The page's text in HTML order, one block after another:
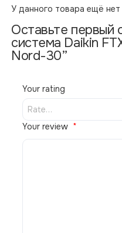
Назначение Бытовые
Производитель Daikin
У данного товара ещё нет
Оставьте первый
система Daikin
Nord-30”
Your rating
Your review
В НАЛИЧИИ